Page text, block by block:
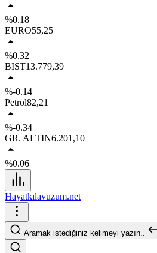
%0.18
EURO55,25
%0.32
BIST13.779,39
%-0.14
Petrol82,21
%-0.34
GR. ALTIN6.201,10
%0.06
Hayatkılavuzum.net
Aramak istediğiniz kelimeyi yazın..